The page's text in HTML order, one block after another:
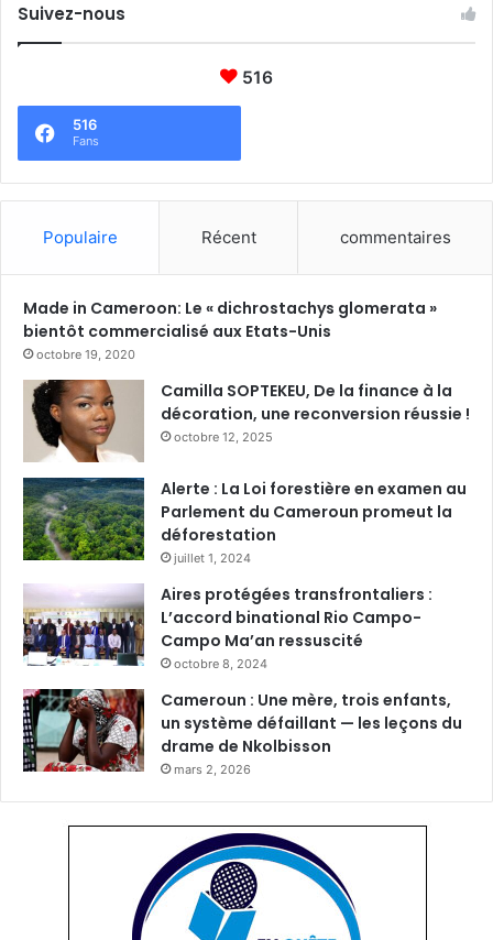
Suivez-nous
516
516
Fans
Populaire Récent commentaires
Made in Cameroon: Le « dichrostachys glomerata »
bientôt commercialisé aux Etats-Unis
octobre 19, 2020
Camilla SOPTEKEU, De la finance à la
décoration, une reconversion réussie !
octobre 12, 2025
Alerte : La Loi forestière en examen au
Parlement du Cameroun promeut la
déforestation
juillet 1, 2024
Aires protégées transfrontaliers :
L’accord binational Rio Campo-
Campo Ma’an ressuscité
octobre 8, 2024
Cameroun : Une mère, trois enfants,
un système défaillant — les leçons du
drame de Nkolbisson
mars 2, 2026